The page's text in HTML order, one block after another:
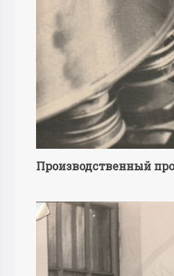
Производственный